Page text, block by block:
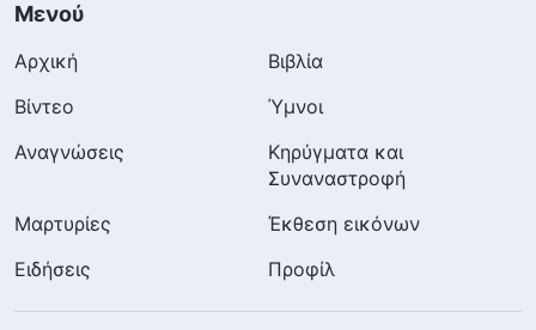
Μενού
Αρχική
Βιβλία
Βίντεο
Ύμνοι
Αναγνώσεις
Κηρύγματα και
Συναναστροφή
Μαρτυρίες
Έκθεση εικόνων
Ειδήσεις
Προφίλ